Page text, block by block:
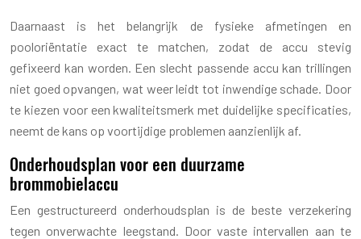
Daarnaast is het belangrijk de fysieke afmetingen en
pooloriëntatie exact te matchen, zodat de accu stevig
gefixeerd kan worden. Een slecht passende accu kan trillingen
niet goed opvangen, wat weer leidt tot inwendige schade. Door
te kiezen voor een kwaliteitsmerk met duidelijke specificaties,
neemt de kans op voortijdige problemen aanzienlijk af.
Onderhoudsplan voor een duurzame
brommobielaccu
Een gestructureerd onderhoudsplan is de beste verzekering
tegen onverwachte leegstand. Door vaste intervallen aan te